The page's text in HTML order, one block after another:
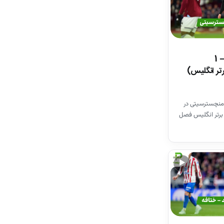
خلاصه بازی وستهم 1 – 1
انگلیس)
در
انگلیس فصل
▶